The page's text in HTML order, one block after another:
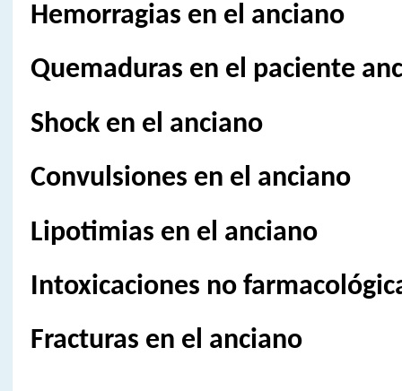
Hemorragias en el anciano
Quemaduras en el paciente
Shock en el anciano
Convulsiones en el anciano
Lipotimias en el anciano
Intoxicaciones no
Fracturas en el anciano